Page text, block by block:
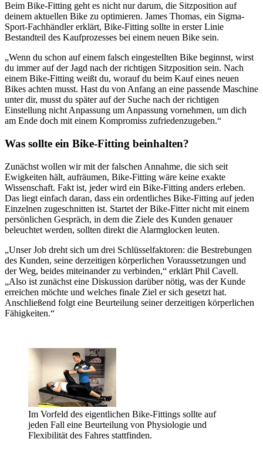
Beim Bike-Fitting geht es nicht nur darum, die Sitzposition auf
deinem aktuellen Bike zu optimieren. James Thomas, ein Sigma-
Sport-Fachhändler erklärt, Bike-Fitting sollte in erster Linie
Bestandteil des Kaufprozesses bei einem neuen Bike sein.
„Wenn du schon auf einem falsch eingestellten Bike beginnst, wirst
du immer auf der Jagd nach der richtigen Sitzposition sein. Nach
einem Bike-Fitting weißt du, worauf du beim Kauf eines neuen
Bikes achten musst. Hast du von Anfang an eine passende Maschine
unter dir, musst du später auf der Suche nach der richtigen
Einstellung nicht Anpassung um Anpassung vornehmen, um dich
am Ende doch mit einem Kompromiss zufriedenzugeben.“
Was sollte ein Bike-Fitting beinhalten?
Zunächst wollen wir mit der falschen Annahme, die sich seit
Ewigkeiten hält, aufräumen, Bike-Fitting wäre keine exakte
Wissenschaft. Fakt ist, jeder wird ein Bike-Fitting anders erleben.
Das liegt einfach daran, dass ein ordentliches Bike-Fitting auf jeden
Einzelnen zugeschnitten ist. Startet der Bike-Fitter nicht mit einem
persönlichen Gespräch, in dem die Ziele des Kunden genauer
beleuchtet werden, sollten direkt die Alarmglocken leuten.
„Unser Job dreht sich um drei Schlüsselfaktoren: die Bestrebungen
des Kunden, seine derzeitigen körperlichen Voraussetzungen und
der Weg, beides miteinander zu verbinden,“ erklärt Phil Cavell.
„Also ist zunächst eine Diskussion darüber nötig, was der Kunde
erreichen möchte und welches finale Ziel er sich gesetzt hat.
Anschließend folgt eine Beurteilung seiner derzeitigen körperlichen
Fähigkeiten.“
Im Vorfeld des eigentlichen Bike-Fittings sollte auf
jeden Fall eine Beurteilung von Physiologie und
Flexibilität des Fahres stattfinden.